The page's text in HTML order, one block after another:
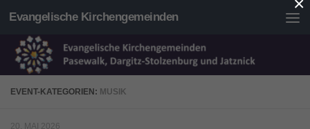
Unter dem Inhalt
Evangelische Kirchengemeinden
EVENT-KATEGORIEN: MUSIK
20. MAI 2026